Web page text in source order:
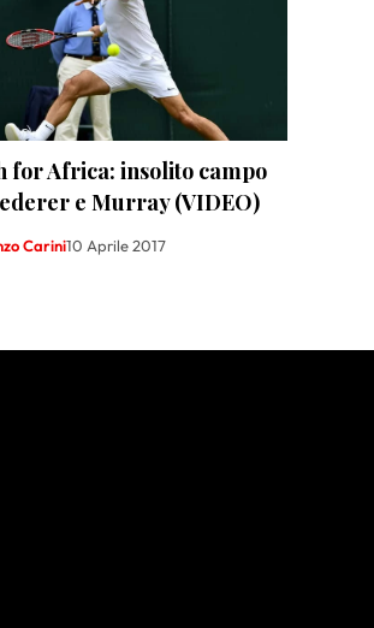
for Africa: insolito campo
e Murray (VIDEO)
Carini10 Aprile 2017